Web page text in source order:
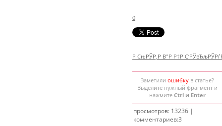
0
Р СњРЎР‚Р В°Р Р†Р
Заметили ошибкув статье?
Выделите нужный фрагмент и
нажмите Ctrl и Enter
просмотров: 13236 |
комментариев:3